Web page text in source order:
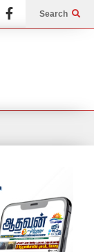
Search